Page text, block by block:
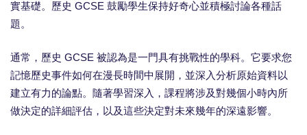
實基礎。歷史 GCSE 鼓勵學生保持好奇心並積極討論各種話
題。
通常，歷史 GCSE 被認為是一門具有挑戰性的學科。它要求您
記憶歷史事件如何在漫長時間中展開，並深入分析原始資料以
建立有力的論點。隨著學習深入，課程將涉及對幾個小時內所
做決定的詳細評估，以及這些決定對未來幾年的深遠影響。